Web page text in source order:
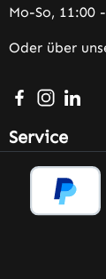
Mo-So, 11:00
Oder über
Besuche
Schau
Service